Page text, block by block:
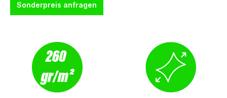
Sonderpreis anfragen